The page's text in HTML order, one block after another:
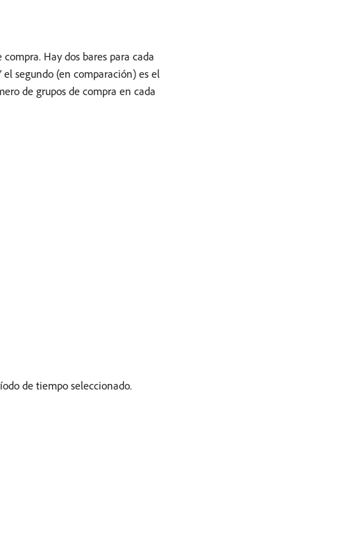
Hay dos bares para cada
segundo (en comparación) es el
de grupos de compra en cada
de tiempo seleccionado.